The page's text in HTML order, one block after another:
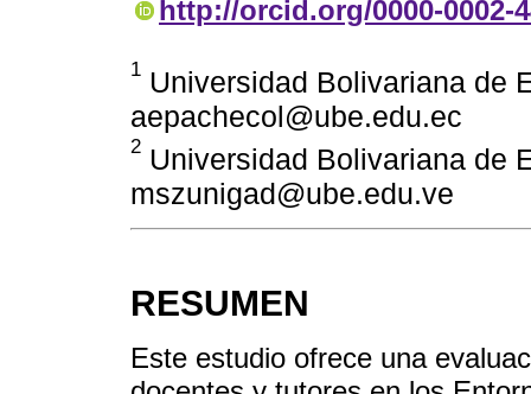
http://orcid.org/0000-0002-
1 Universidad Bolivariana de
aepachecol@ube.edu.ec
2 Universidad Bolivariana de
mszunigad@ube.edu.ve
RESUMEN
Este estudio ofrece una